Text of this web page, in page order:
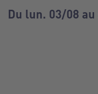
Du lun. 03/08